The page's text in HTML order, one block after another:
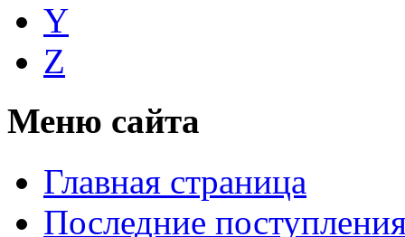
Y
Z
Меню сайта
Главная страница
Последние